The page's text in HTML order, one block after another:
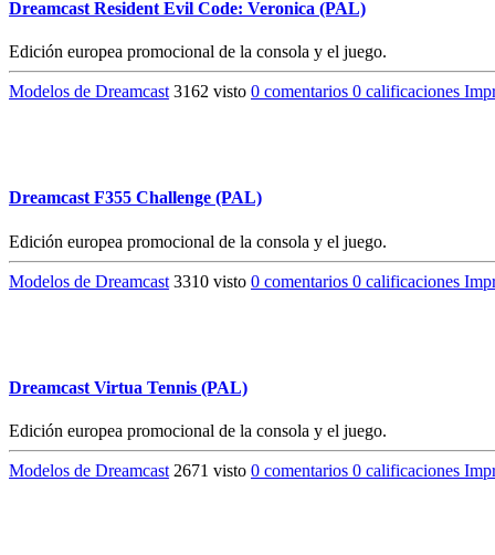
Dreamcast Resident Evil Code: Veronica (PAL)
Edición europea promocional de la consola y el juego.
Modelos de Dreamcast 3162 visto 0 comentarios 0 calificaciones
Dreamcast F355 Challenge (PAL)
Edición europea promocional de la consola y el juego.
Modelos de Dreamcast 3310 visto 0 comentarios 0 calificaciones
Dreamcast Virtua Tennis (PAL)
Edición europea promocional de la consola y el juego.
Modelos de Dreamcast 2671 visto 0 comentarios 0 calificaciones